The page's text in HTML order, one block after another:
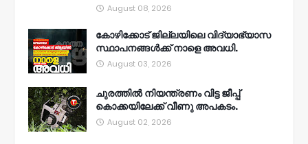
August 08, 2026
കോഴിക്കോട് ജില്ലയിലെ വിദ്യാഭ്യാസ
സ്ഥാപനങ്ങൾക്ക് നാളെ അവധി.
August 03, 2026
ചുരത്തിൽ നിയന്ത്രണം വിട്ട ജീപ്പ്
കൊക്കയിലേക്ക് വീണു അപകടം.
August 02, 2026